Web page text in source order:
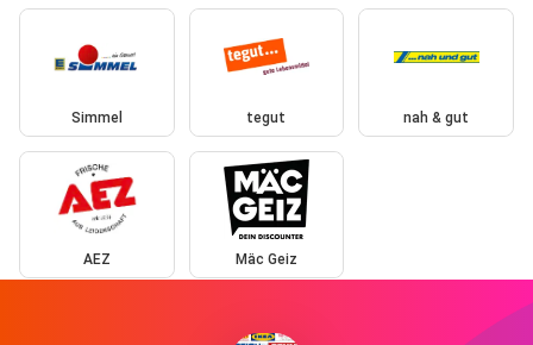
Simmel tegut nah & gut
AEZ Mäc Geiz